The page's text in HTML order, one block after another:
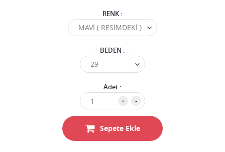
RENK :
BEDEN :
Adet :
+ -
Sepete Ekle